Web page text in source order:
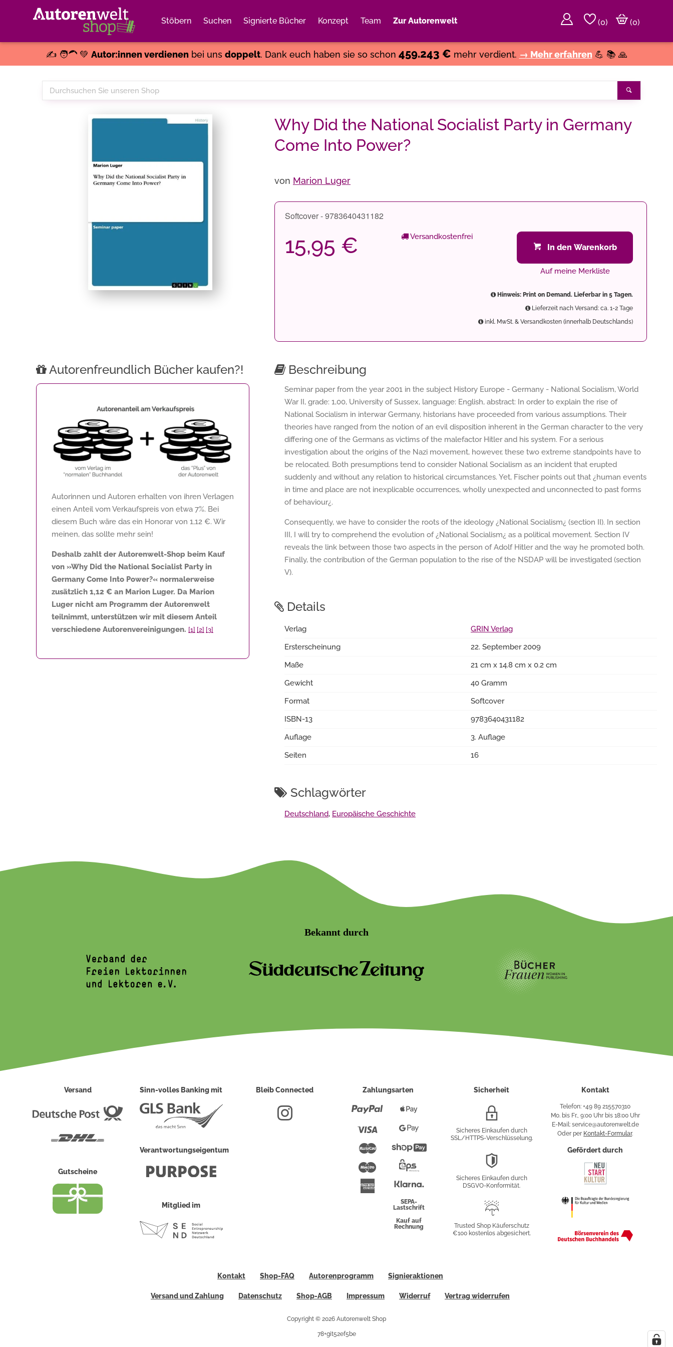
Stöbern Suchen Signierte Bücher Konzept Team Zur Autorenwelt (0)
(0)
✍️ 🧑‍🦱 💚 Autor:innen verdienenbei uns doppelt. Dank euch haben sie so schon 459.243 € mehr verdient. → Mehr erfahren 💪 📚 🙏
Durchsuchen
Sie
Why Did the National Socialist Party in Germany
Come Into Power?
von Marion Luger
Softcover - 9783640431182
15,95 € Versandkostenfrei
In den Warenkorb
Auf meine Merkliste
Hinweis: Print on Demand. Lieferbar in 5 Tagen.
Lieferzeit nach Versand: ca. 1-2 Tage
inkl. MwSt. & Versandkosten (innerhalb Deutschlands)
Autorenfreundlich Bücher kaufen?!
Autorinnen und Autoren erhalten von ihren Verlagen
einen Anteil vom Verkaufspreis von etwa 7%. Bei
diesem Buch wäre das ein Honorar von 1,12 €. Wir
meinen, das sollte mehr sein!
Deshalb zahlt der Autorenwelt-Shop beim Kauf
von »Why Did the National Socialist Party in
Germany Come Into Power?« normalerweise
zusätzlich 1,12 € an Marion Luger. Da Marion
Luger nicht am Programm der Autorenwelt
teilnimmt, unterstützen wir mit diesem Anteil
verschiedene Autorenvereinigungen. [1] [2] [3]
Beschreibung
Seminar paper from the year 2001 in the subject History Europe - Germany - National Socialism, World
War II, grade: 1,00, University of Sussex, language: English, abstract: In order to explain the rise of
National Socialism in interwar Germany, historians have proceeded from various assumptions. Their
theories have ranged from the notion of an evil disposition inherent in the German character to the very
differing one of the Germans as victims of the malefactor Hitler and his system. For a serious
investigation about the origins of the Nazi movement, however, these two extreme standpoints have to
be relocated. Both presumptions tend to consider National Socialism as an incident that erupted
suddenly and without any relation to historical circumstances. Yet, Fischer points out that ¿human events
in time and place are not inexplicable occurrences, wholly unexpected and unconnected to past forms
of behaviour¿.
Consequently, we have to consider the roots of the ideology ¿National Socialism¿ (section II). In section
III, I will try to comprehend the evolution of ¿National Socialism¿ as a political movement. Section IV
reveals the link between those two aspects in the person of Adolf Hitler and the way he promoted both.
Finally, the contribution of the German population to the rise of the NSDAP will be investigated (section
V).
Details
Verlag
GRIN Verlag
Ersterscheinung
22. September 2009
Maße
21 cm x 14.8 cm x 0.2 cm
Gewicht
40 Gramm
Format
Softcover
ISBN-13
9783640431182
Auflage
3. Auflage
Seiten
16
Schlagwörter
Deutschland, Europäische Geschichte
Bekannt durch
Versand
Deutsche
Gutscheine
Sinn-volles Banking mit
Verantwortungseigentum
Mitglied im
Bleib Connected Zahlungsarten
Paypal
Mastercard
Maestro
American
Express
Pay
PayShopify
Überweisung
SEPA-
Lastschrift
Kauf auf
Rechnung
Sicherheit
Verschlüsselung
Sicheres Einkaufen durch
SSL/HTTPS-Verschlüsselung.
Sicheres Einkaufen durch
DSGVO-Konformität.
Käuferschutz
Trusted Shop Käuferschutz
€100 kostenlos abgesichert.
Kontakt
Telefon: +49 89 215570310
Mo. bis Fr., 9:00 Uhr bis 18:00 Uhr
E-Mail: service@autorenwelt.de
Oder per Kontakt-Formular.
Gefördert durch
Kontakt Shop-FAQ Autorenprogramm Signieraktionen
Versand und Zahlung Datenschutz Shop-AGB Impressum Widerruf Vertrag widerrufen
Copyright © 2026 Autorenwelt Shop
78+git52ef5be